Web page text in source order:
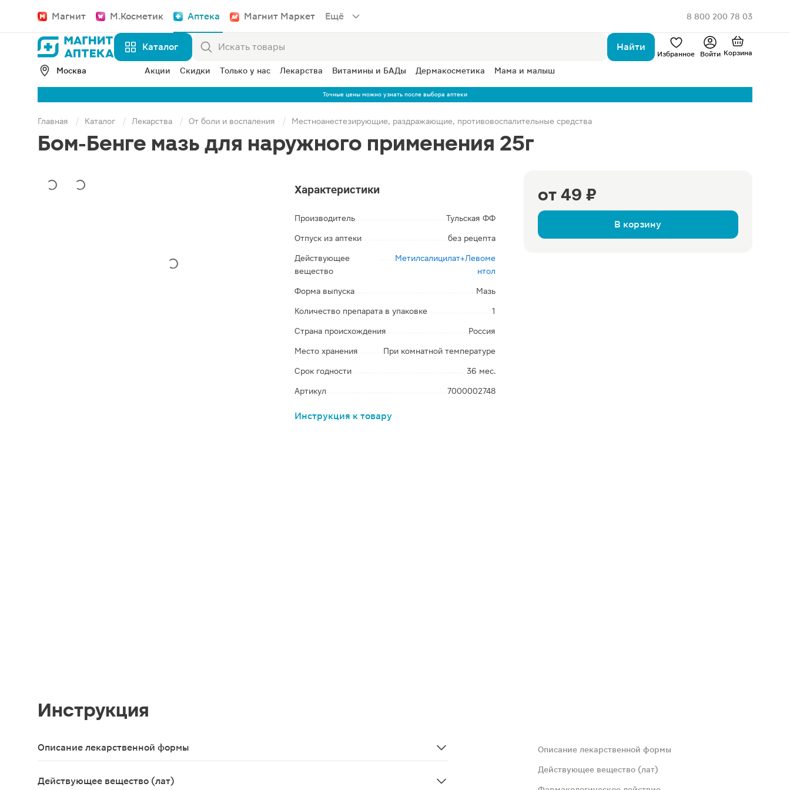
Магнит М.Косметик Аптека Магнит Маркет Ещё 8 800 200 78 03
Каталог Найти
Избранное Войти Корзина
Москва Акции Скидки Только у нас Лекарства Витамины и БАДы Дермакосметика Мама и малыш
Точные цены можно узнать после выбора аптеки
Главная Каталог Лекарства От боли и воспаления Местноанестезирующие, раздражающие, противовоспалительные средства
Бом-Бенге мазь для наружного применения 25г
от 49 ₽
В корзину
Характеристики
Производитель Тульская ФФ
Отпуск из аптеки без рецепта
Действующее
вещество
Метилсалицилат+Левоме
нтол
Форма выпуска Мазь
Количество препарата в упаковке 1
Страна происхождения Россия
Место хранения При комнатной температуре
Срок годности 36 мес.
Артикул 7000002748
Инструкция к товару
Инструкция
Описание лекарственной формы
Действующее вещество (лат)
Описание лекарственной формы
Действующее вещество (лат)